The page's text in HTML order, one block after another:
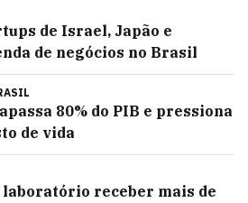
de Israel, Japão e
de negócios no Brasil
80% do PIB e pressiona
de vida
laboratório receber mais de